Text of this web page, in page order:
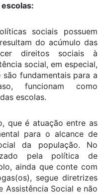
sociais possuem
do acúmulo das
direitos sociais à
social, em especial,
fundamentais para a
funcionam como
escolas.
que é atuação entre as
para o alcance de
da população. No
pela política de
ainda que conte com
segue diretrizes
Assistência Social e não